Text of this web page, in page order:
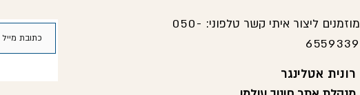
מוזמנים ליצור איתי קשר טלפוני: 050-
6559339
רונית אטלינגר